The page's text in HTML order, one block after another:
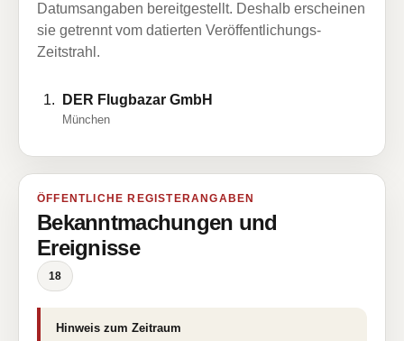
Datumsangaben bereitgestellt. Deshalb erscheinen
sie getrennt vom datierten Veröffentlichungs-
Zeitstrahl.
DER Flugbazar GmbH
München
ÖFFENTLICHE REGISTERANGABEN
Bekanntmachungen und
Ereignisse
18
Hinweis zum Zeitraum